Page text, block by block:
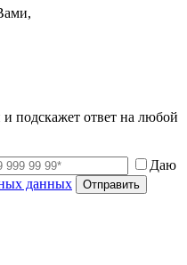
подскажет ответ на любой
Даю
данных Отправить